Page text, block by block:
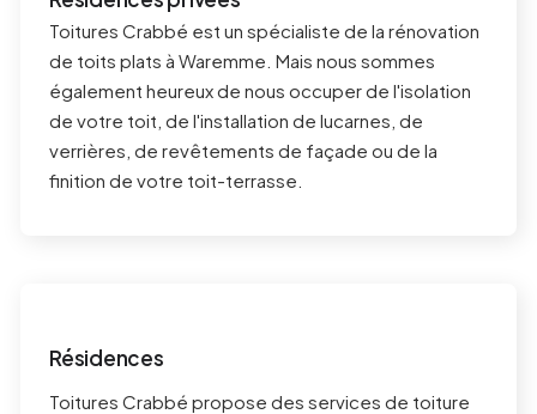
Toitures Crabbé est un spécialiste de la rénovation
de toits plats à Waremme . Mais nous sommes
également heureux de nous occuper de l'isolation
de votre toit, de l'installation de lucarnes, de
verrières, de revêtements de façade ou de la
finition de votre toit-terrasse.
Résidences
Toitures Crabbé propose des services de toiture